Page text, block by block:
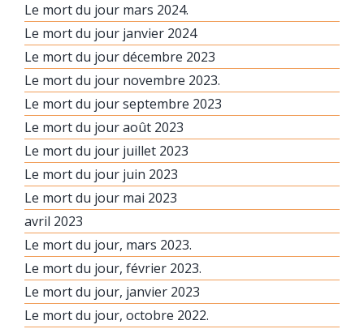
Le mort du jour mars 2024.
Le mort du jour janvier 2024
Le mort du jour décembre 2023
Le mort du jour novembre 2023.
Le mort du jour septembre 2023
Le mort du jour août 2023
Le mort du jour juillet 2023
Le mort du jour juin 2023
Le mort du jour mai 2023
avril 2023
Le mort du jour, mars 2023.
Le mort du jour, février 2023.
Le mort du jour, janvier 2023
Le mort du jour, octobre 2022.